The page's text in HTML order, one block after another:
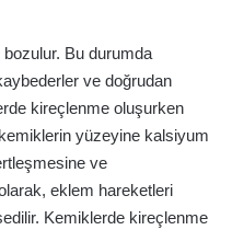
bozulur. Bu durumda
ve doğrudan
kireçlenme oluşurken
yüzeyine kalsiyum
ve
eklem hareketleri
Kemiklerde kireçlenme